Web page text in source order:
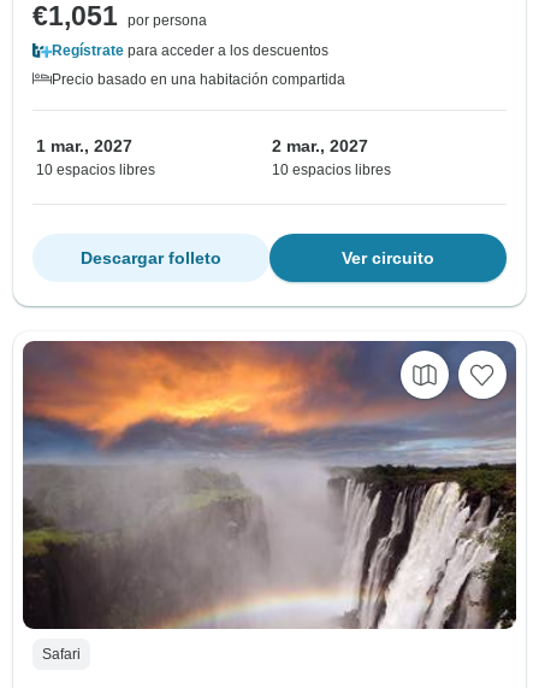
€1,051 por persona
Regístrate para acceder a los descuentos
Precio basado en una habitación compartida
1 mar., 2027
10 espacios libres
2 mar., 2027
10 espacios libres
Ver circuito
Descargar folleto
Safari